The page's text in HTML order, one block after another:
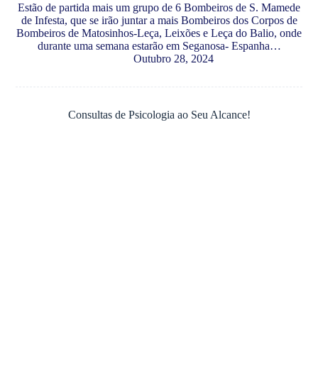
Estão de partida mais um grupo de 6 Bombeiros de S. Mamede
de Infesta, que se irão juntar a mais Bombeiros dos Corpos de
Bombeiros de Matosinhos-Leça, Leixões e Leça do Balio, onde
durante uma semana estarão em Seganosa- Espanha…
Outubro 28, 2024
Consultas de Psicologia ao Seu Alcance!